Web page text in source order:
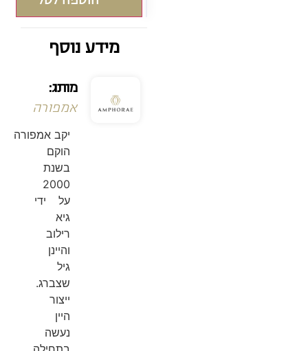
מידע נוסף
מותג:
אמפורה
יקב אמפורה
הוקם
בשנת
2000
על ידי
גיא
רילוב
והיינן
גיל
שצברג.
ייצור
היין
נעשה